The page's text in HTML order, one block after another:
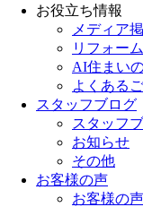
お役立ち情報
メディア
リフォー
AI住まい
よくある
スタッフブログ
スタッフ
お知らせ
その他
お客様の声
お客様の